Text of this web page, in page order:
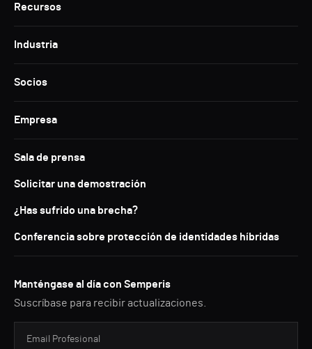
Recursos
Industria
Socios
Empresa
Sala de prensa
Solicitar una demostración
¿Has sufrido una brecha?
Conferencia sobre protección de identidades híbridas
Manténgase al día con Semperis
Suscríbase para recibir actualizaciones.